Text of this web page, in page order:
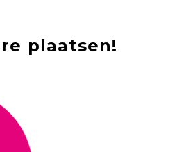
plaatsen!